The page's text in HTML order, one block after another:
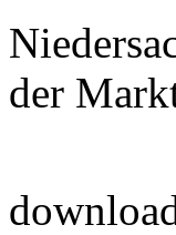
der